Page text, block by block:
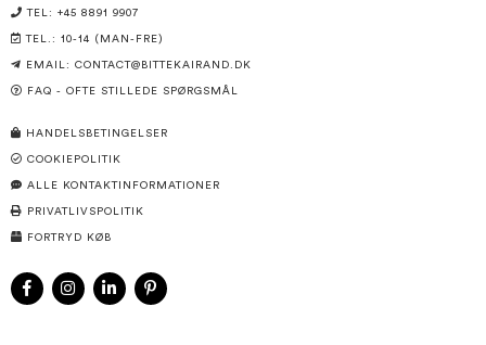
TEL: +45 8891 9907
TEL.: 10-14 (MAN-FRE)
EMAIL: CONTACT@BITTEKAIRAND.DK
FAQ - OFTE STILLEDE SPØRGSMÅL
HANDELSBETINGELSER
COOKIEPOLITIK
ALLE KONTAKTINFORMATIONER
PRIVATLIVSPOLITIK
FORTRYD KØB